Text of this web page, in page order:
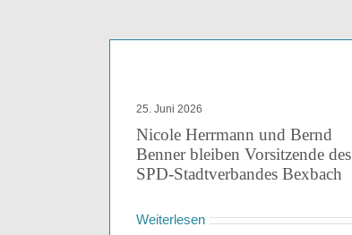
25. Juni 2026
Nicole Herrmann und Bernd
Benner bleiben Vorsitzende des
SPD-Stadtverbandes Bexbach
Weiterlesen